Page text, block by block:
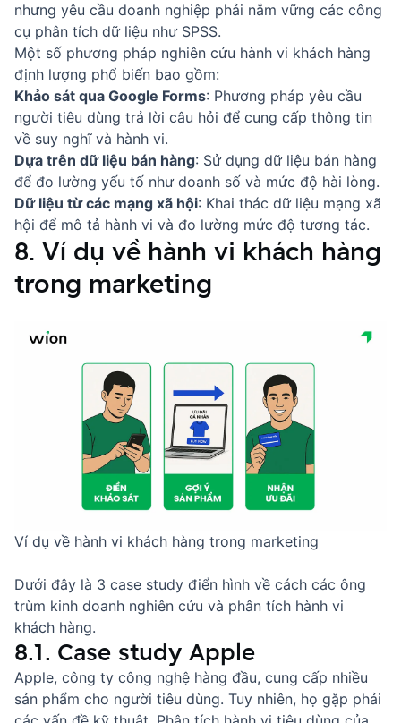
nhưng yêu cầu doanh nghiệp phải nắm vững các công
cụ phân tích dữ liệu như SPSS.
Một số phương pháp nghiên cứu hành vi khách hàng
định lượng phổ biến bao gồm:
Khảo sát qua Google Forms: Phương pháp yêu cầu
người tiêu dùng trả lời câu hỏi để cung cấp thông tin
về suy nghĩ và hành vi.
Dựa trên dữ liệu bán hàng: Sử dụng dữ liệu bán hàng
để đo lường yếu tố như doanh số và mức độ hài lòng.
Dữ liệu từ các mạng xã hội: Khai thác dữ liệu mạng xã
hội để mô tả hành vi và đo lường mức độ tương tác.
8. Ví dụ về hành vi khách hàng
trong marketing
Ví dụ về hành vi khách hàng trong marketing
Dưới đây là 3 case study điển hình về cách các ông
trùm kinh doanh nghiên cứu và phân tích hành vi
khách hàng.
8.1. Case study Apple
Apple, công ty công nghệ hàng đầu, cung cấp nhiều
sản phẩm cho người tiêu dùng. Tuy nhiên, họ gặp phải